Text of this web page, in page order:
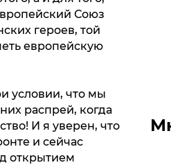
Союз
героев, той
европейскую
условии, что мы
распрей, когда
И я уверен, что
и сейчас
открытием